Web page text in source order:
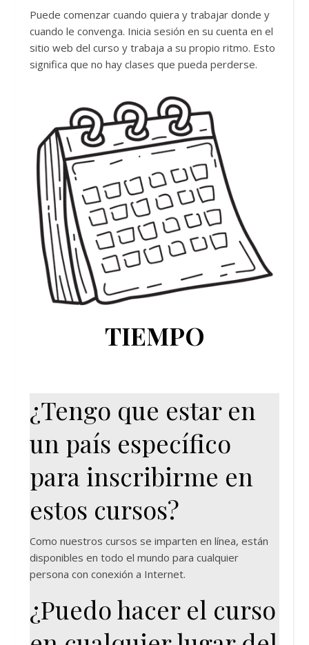
Puede comenzar cuando quiera y trabajar donde y
cuando le convenga. Inicia sesión en su cuenta en el
sitio web del curso y trabaja a su propio ritmo. Esto
significa que no hay clases que pueda perderse.
TIEMPO
¿Tengo que estar en
un país específico
para inscribirme en
estos cursos?
Como nuestros cursos se imparten en línea, están
disponibles en todo el mundo para cualquier
persona con conexión a Internet.
¿Puedo hacer el curso